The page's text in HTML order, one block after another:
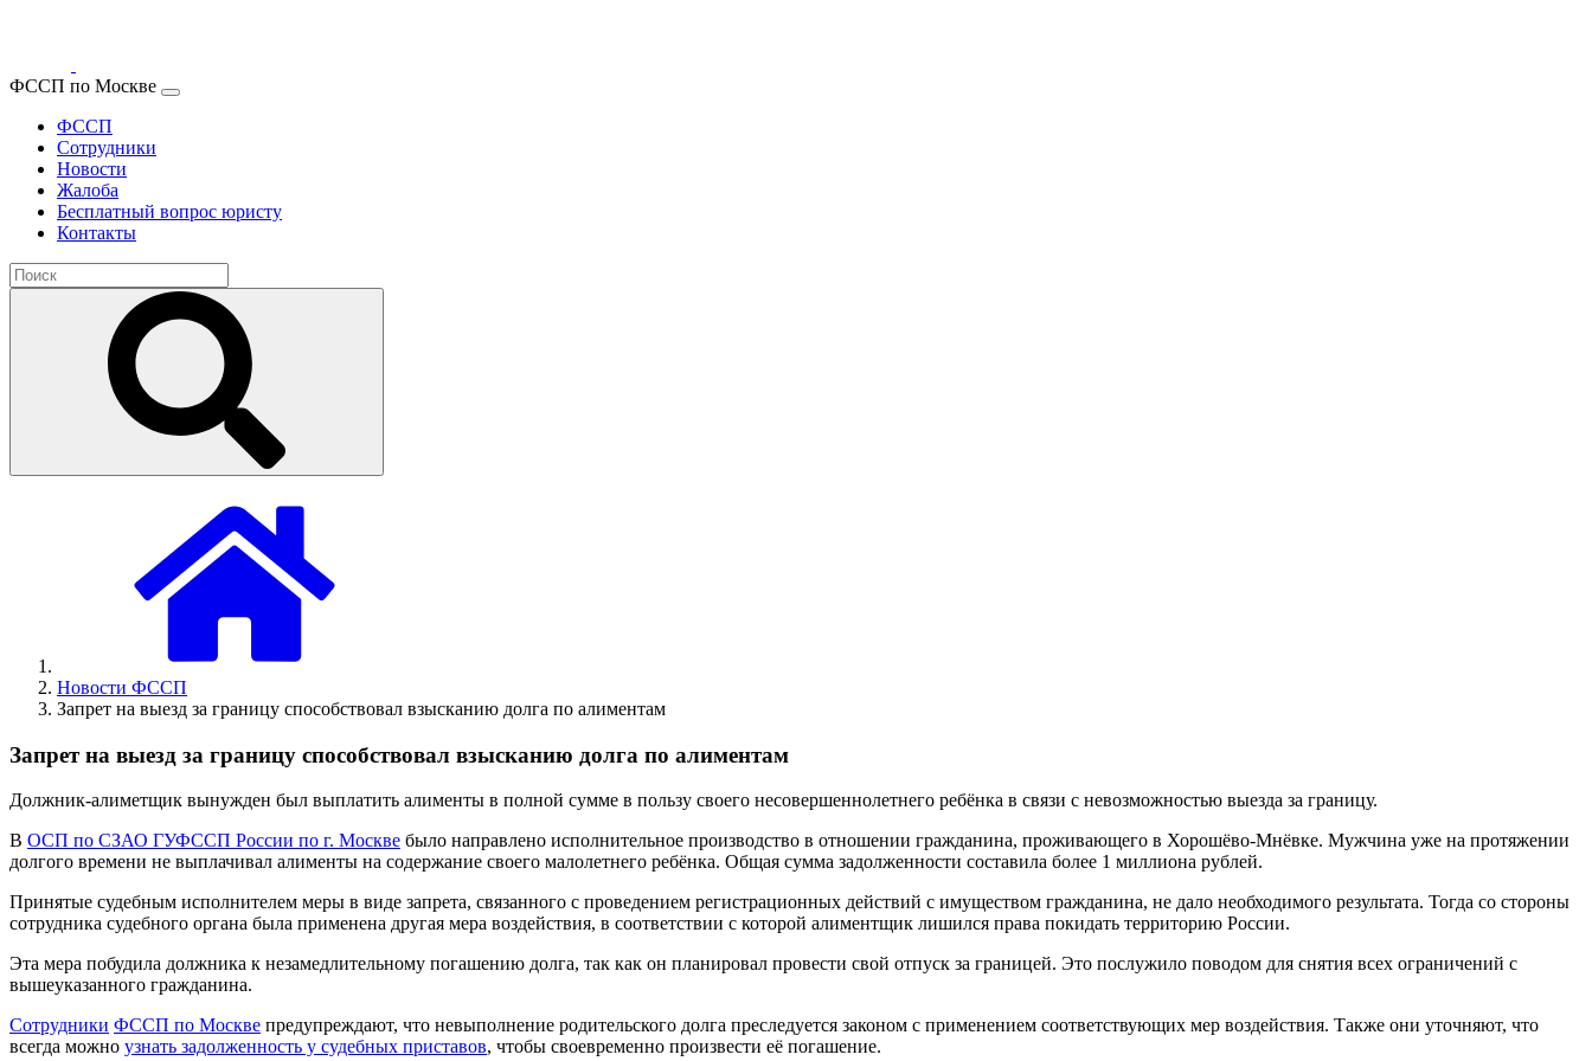
ФССП по Москве
ФССП
Сотрудники
Новости
Жалоба
Бесплатный вопрос юристу
Контакты
Новости ФССП
Запрет на выезд за границу способствовал взысканию долга по алиментам
Запрет на выезд за границу способствовал взысканию долга по алиментам
Должник-алиметщик вынужден был выплатить алименты в полной сумме в пользу своего несовершеннолетнего ребёнка в связи с невозможностью выезда за границу.
В ОСП по СЗАО ГУФССП России по г. Москве было направлено исполнительное производство в отношении гражданина, проживающего в Хорошёво-Мнёвке. Мужчина уже на протяжении
долгого времени не выплачивал алименты на содержание своего малолетнего ребёнка. Общая сумма задолженности составила более 1 миллиона рублей.
Принятые судебным исполнителем меры в виде запрета, связанного с проведением регистрационных действий с имуществом гражданина, не дало необходимого результата. Тогда со стороны
сотрудника судебного органа была применена другая мера воздействия, в соответствии с которой алиментщик лишился права покидать территорию России.
Эта мера побудила должника к незамедлительному погашению долга, так как он планировал провести свой отпуск за границей. Это послужило поводом для снятия всех ограничений с
вышеуказанного гражданина.
Сотрудники ФССП по Москве предупреждают, что невыполнение родительского долга преследуется законом с применением соответствующих мер воздействия. Также они уточняют, что
всегда можно узнать задолженность у судебных приставов, чтобы своевременно произвести её погашение.